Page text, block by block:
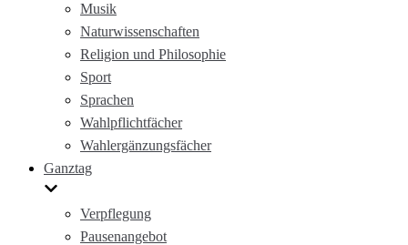
Musik
Naturwissenschaften
Religion und Philosophie
Sport
Sprachen
Wahlpflichtfächer
Wahlergänzungsfächer
Ganztag
Verpflegung
Pausenangebot